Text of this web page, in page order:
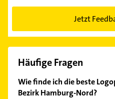
Jetzt
Häufige Fragen
Wie finde ich die beste
Bezirk Hamburg-Nord?